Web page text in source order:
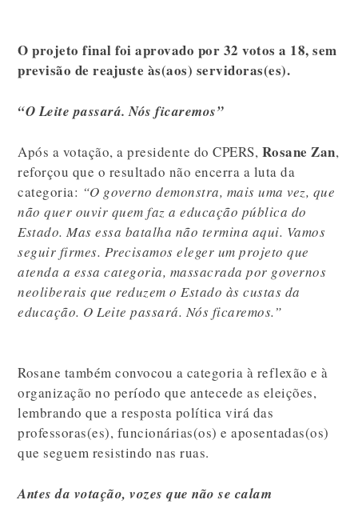
O projeto final foi aprovado por 32 votos a 18, sem
previsão de reajuste às(aos) servidoras(es).
“O Leite passará. Nós ficaremos”
Após a votação, a presidente do CPERS, Rosane Zan,
reforçou que o resultado não encerra a luta da
categoria: “O governo demonstra, mais uma vez, que
não quer ouvir quem faz a educação pública do
Estado. Mas essa batalha não termina aqui. Vamos
seguir firmes. Precisamos eleger um projeto que
atenda a essa categoria, massacrada por governos
neoliberais que reduzem o Estado às custas da
educação. O Leite passará. Nós ficaremos.”
Rosane também convocou a categoria à reflexão e à
organização no período que antecede as eleições,
lembrando que a resposta política virá das
professoras(es), funcionárias(os) e aposentadas(os)
que seguem resistindo nas ruas.
Antes da votação, vozes que não se calam